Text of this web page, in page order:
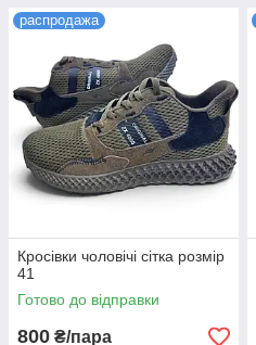
распродажа
Кросівки чоловічі сітка розмір
41
Готово до відправки
800 ₴/пара